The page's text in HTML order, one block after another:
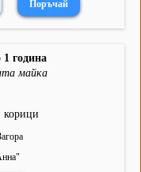
1 година
майка
корици
"